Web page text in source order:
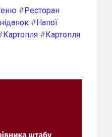
#Ресторан
#Напої
Картопля #Картопля